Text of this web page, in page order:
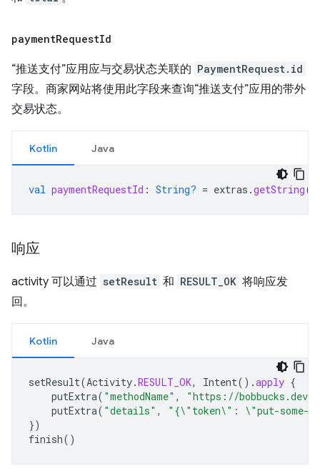
paymentRequestId
“推送支付”应用应与交易状态关联的 PaymentRequest.id
字段。商家网站将使用此字段来查询“推送支付”应用的带外
交易状态。
Kotlin Java
val paymentRequestId : String? = extras .getString(
响应
activity 可以通过 setResult 和 RESULT_OK 将响应发
回。
Kotlin Java
setResult(Activity.RESULT_OK, Intent().apply {
putExtra( "methodName" ,
"https://bobbucks.dev/
putExtra( "details" ,
"{\"token\": \"put-some-
})
finish()